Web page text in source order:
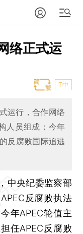
络正式运
T中
运行，合作网络
人员组成；今年
反腐败国际追逃
央纪委监察部
反腐败执法
年APEC轮值主
任APEC反腐败